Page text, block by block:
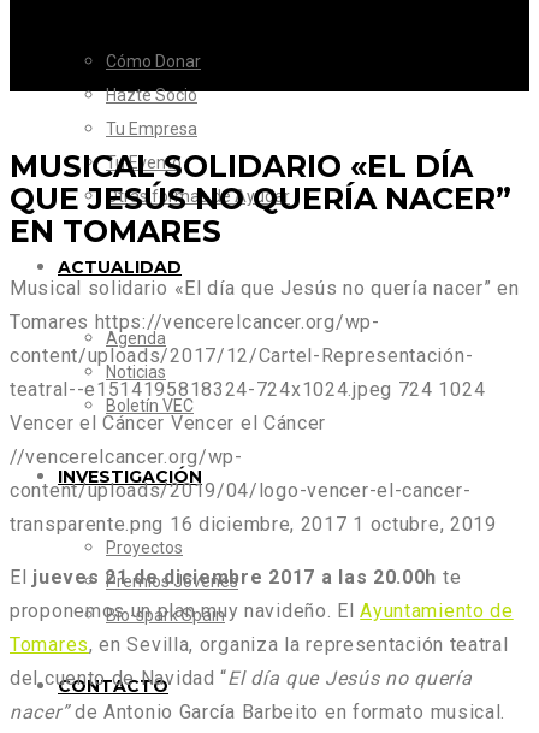
Cómo Donar
Hazte Socio
Tu Empresa
Tu Evento
Otras formas de Ayudar
ACTUALIDAD
Agenda
Noticias
Boletín VEC
INVESTIGACIÓN
Proyectos
Premios Jóvenes
Bio-spark Spain
CONTACTO
MUSICAL SOLIDARIO «EL DÍA
QUE JESÚS NO QUERÍA NACER”
EN TOMARES
Musical solidario «El día que Jesús no quería nacer” en
Tomares https://vencerelcancer.org/wp-
content/uploads/2017/12/Cartel-Representación-
teatral--e1514195818324-724x1024.jpeg 724 1024
Vencer el Cáncer Vencer el Cáncer
//vencerelcancer.org/wp-
content/uploads/2019/04/logo-vencer-el-cancer-
transparente.png 16 diciembre, 2017 1 octubre, 2019
El jueves 21 de diciembre 2017 a las 20.00h te
proponemos un plan muy navideño. ElAyuntamiento de
Tomares, en Sevilla, organiza la representación teatral
del cuento de Navidad “El día que Jesús no quería
nacer”de Antonio García Barbeito en formato musical.